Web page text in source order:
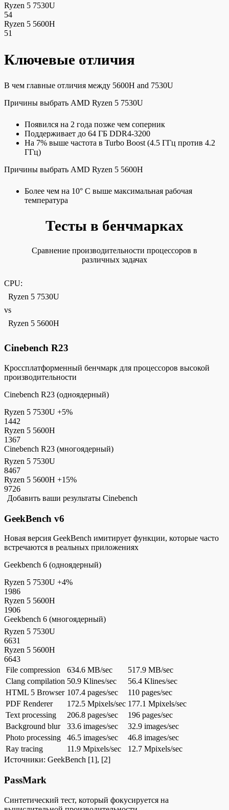
Ryzen 5 7530U
54
Ryzen 5 5600H
51
Ключевые отличия
В чем главные отличия между 5600H and 7530U
Причины выбрать AMD Ryzen 5 7530U
Появился на 2 года позже чем соперник
Поддерживает до 64 ГБ DDR4-3200
На 7% выше частота в Turbo Boost (4.5 ГГц против 4.2
ГГц)
Причины выбрать AMD Ryzen 5 5600H
Более чем на 10° C выше максимальная рабочая
температура
Тесты в бенчмарках
Сравнение производительности процессоров в
различных задачах
CPU:
Ryzen 5 7530U
vs
Ryzen 5 5600H
Cinebench R23
Кроссплатформенный бенчмарк для процессоров высокой
производительности
Cinebench R23 (одноядерный)
Ryzen 5 7530U +5%
1442
Ryzen 5 5600H
1367
Cinebench R23 (многоядерный)
Ryzen 5 7530U
8467
Ryzen 5 5600H +15%
9726
Добавить ваши результаты Cinebench
GeekBench v6
Новая версия GeekBench имитирует функции, которые часто
встречаются в реальных приложениях
Geekbench 6 (одноядерный)
Ryzen 5 7530U +4%
1986
Ryzen 5 5600H
1906
Geekbench 6 (многоядерный)
Ryzen 5 7530U
6631
Ryzen 5 5600H
6643
File compression
634.6 MB/sec
517.9 MB/sec
Clang compilation 50.9 Klines/sec
56.4 Klines/sec
HTML 5 Browser 107.4 pages/sec
110 pages/sec
PDF Renderer
172.5 Mpixels/sec 177.1 Mpixels/sec
Text processing
206.8 pages/sec
196 pages/sec
Background blur
33.6 images/sec
32.9 images/sec
Photo processing
46.5 images/sec
46.8 images/sec
Ray tracing
11.9 Mpixels/sec
12.7 Mpixels/sec
Источники: GeekBench [1], [2]
PassMark
Синтетический тест, который фокусируется на